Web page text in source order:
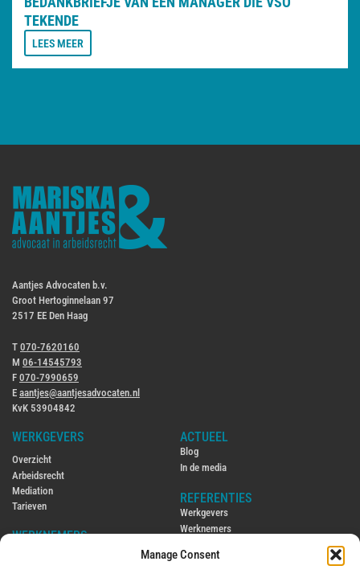
Manage Consent
TEKENDE
LEES MEER
Aantjes Advocaten b.v.
Groot Hertoginnelaan 97
2517 EE Den Haag
T 070-7620160
M 06-14545793
F 070-7990659
E aantjes@aantjesadvocaten.nl
KvK 53904842
WERKGEVERS
Overzicht
Arbeidsrecht
Mediation
Tarieven
WERKNEMERS
ACTUEEL
Blog
In de media
REFERENTIES
Werkgevers
Werknemers
CONTACT